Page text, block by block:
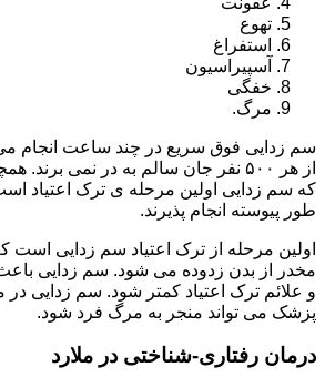
تهوع
استفراغ
آسپیراسیون
خفگی
مرگ.
از هر ۵۰۰ نفر جان سالم به در نمی برند.
که سم زدایی اولین مرحله ی ترک اعتیاد
طور پیوسته انجام پذیرند.
اولین مرحله از ترک اعتیاد سم زدایی است
مخدر از بدن زدوده می شود. سم زدایی
و علائم ترک اعتیاد کمتر شود. سم زدایی
پزشک می تواند منجر به مرگ فرد شود.
درمان رفتاری-شناختی در ملارد